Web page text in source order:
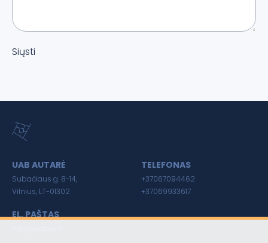
Siųsti
UAB AUTARĖ
Subačiaus g. 8-14,
Vilnius, LT-01302
TELEFONAS
+37067094462
+37069933617
EL. PAŠTAS